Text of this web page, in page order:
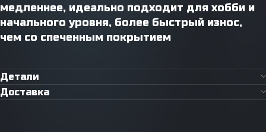
медленнее, идеально подходит для хобби и
начального уровня, более быстрый износ,
чем со спеченным покрытием
Детали
Доставка